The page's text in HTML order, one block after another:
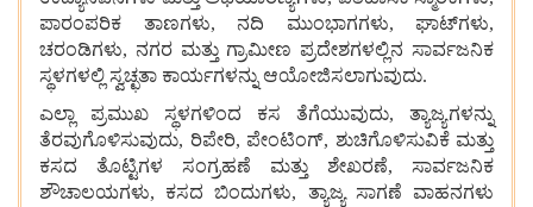
ಪಾರಂಪರಿಕ ತಾಣಗಳು, ನದಿ ಮುಂಭಾಗಗಳು, ಘಾಟ್‌ಗಳು,
ಚರಂಡಿಗಳು, ನಗರ ಮತ್ತು ಗ್ರಾಮೀಣ ಪ್ರದೇಶಗಳಲ್ಲಿನ ಸಾರ್ವಜನಿಕ
ಸ್ಥಳಗಳಲ್ಲಿ ಸ್ವಚ್ಛತಾ ಕಾರ್ಯಗಳನ್ನು ಆಯೋಜಿಸಲಾಗುವುದು.
ಎಲ್ಲಾ ಪ್ರಮುಖ ಸ್ಥಳಗಳಿಂದ ಕಸ ತೆಗೆಯುವುದು, ತ್ಯಾಜ್ಯಗಳನ್ನು
ತೆರವುಗೊಳಿಸುವುದು, ರಿಪೇರಿ, ಪೇಂಟಿಂಗ್, ಶುಚಿಗೊಳಿಸುವಿಕೆ ಮತ್ತು
ಕಸದ ತೊಟ್ಟಿಗಳ ಸಂಗ್ರಹಣೆ ಮತ್ತು ಶೇಖರಣೆ, ಸಾರ್ವಜನಿಕ
ಶೌಚಾಲಯಗಳು, ಕಸದ ಬಿಂದುಗಳು, ತ್ಯಾಜ್ಯ ಸಾಗಣೆ ವಾಹನಗಳು